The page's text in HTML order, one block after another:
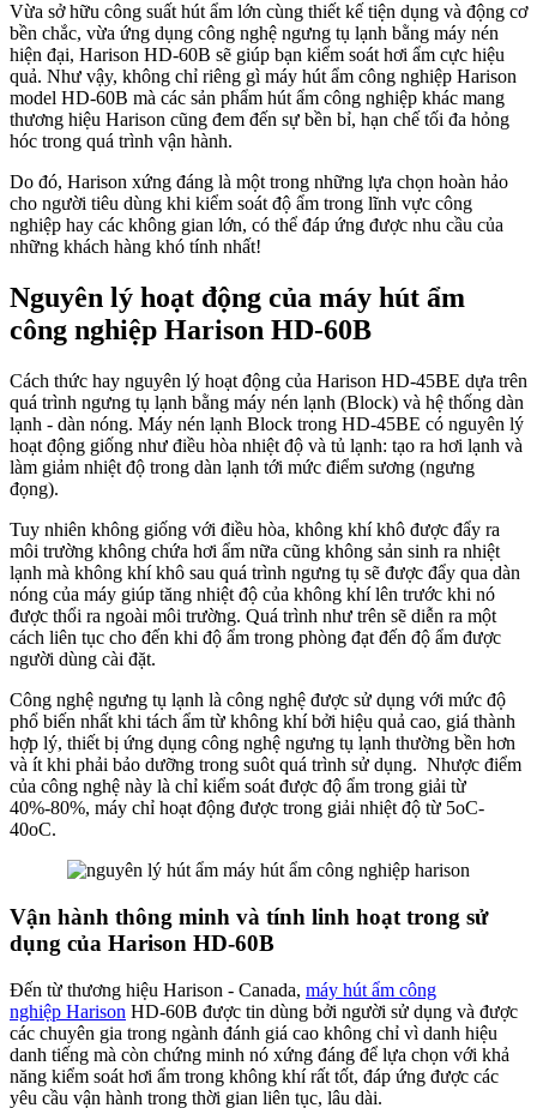
Vừa sở hữu công suất hút ẩm lớn cùng thiết kế tiện dụng và động cơ
bền chắc, vừa ứng dụng công nghệ ngưng tụ lạnh bằng máy nén
hiện đại, Harison HD-60B sẽ giúp bạn kiểm soát hơi ẩm cực hiệu
quả. Như vậy, không chỉ riêng gì máy hút ẩm công nghiệp Harison
model HD-60B mà các sản phẩm hút ẩm công nghiệp khác mang
thương hiệu Harison cũng đem đến sự bền bỉ, hạn chế tối đa hỏng
hóc trong quá trình vận hành.
Do đó, Harison xứng đáng là một trong những lựa chọn hoàn hảo
cho người tiêu dùng khi kiểm soát độ ẩm trong lĩnh vực công
nghiệp hay các không gian lớn, có thể đáp ứng được nhu cầu của
những khách hàng khó tính nhất!
Nguyên lý hoạt động của máy hút ẩm
công nghiệp Harison HD-60B
Cách thức hay nguyên lý hoạt động của Harison HD-45BE dựa trên
quá trình ngưng tụ lạnh bằng máy nén lạnh (Block) và hệ thống dàn
lạnh - dàn nóng. Máy nén lạnh Block trong HD-45BE có nguyên lý
hoạt động giống như điều hòa nhiệt độ và tủ lạnh: tạo ra hơi lạnh và
làm giảm nhiệt độ trong dàn lạnh tới mức điểm sương (ngưng
đọng).
Tuy nhiên không giống với điều hòa, không khí khô được đẩy ra
môi trường không chứa hơi ẩm nữa cũng không sản sinh ra nhiệt
lạnh mà không khí khô sau quá trình ngưng tụ sẽ được đẩy qua dàn
nóng của máy giúp tăng nhiệt độ của không khí lên trước khi nó
được thổi ra ngoài môi trường. Quá trình như trên sẽ diễn ra một
cách liên tục cho đến khi độ ẩm trong phòng đạt đến độ ẩm được
người dùng cài đặt.
Công nghệ ngưng tụ lạnh là công nghệ được sử dụng với mức độ
phổ biến nhất khi tách ẩm từ không khí bởi hiệu quả cao, giá thành
hợp lý, thiết bị ứng dụng công nghệ ngưng tụ lạnh thường bền hơn
và ít khi phải bảo dưỡng trong suôt quá trình sử dụng. Nhược điểm
của công nghệ này là chỉ kiểm soát được độ ẩm trong giải từ
40%-80%, máy chỉ hoạt động được trong giải nhiệt độ từ 5oC-
40oC.
Vận hành thông minh và tính linh hoạt trong sử
dụng của Harison HD-60B
Đến từ thương hiệu Harison - Canada, máy hút ẩm công
nghiệp Harison HD-60B được tin dùng bởi người sử dụng và được
các chuyên gia trong ngành đánh giá cao không chỉ vì danh hiệu
danh tiếng mà còn chứng minh nó xứng đáng để lựa chọn với khả
năng kiểm soát hơi ẩm trong không khí rất tốt, đáp ứng được các
yêu cầu vận hành trong thời gian liên tục, lâu dài.